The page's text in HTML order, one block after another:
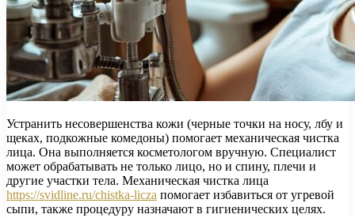
Устранить несовершенства кожи (черные точки на носу, лбу и
щеках, подкожные комедоны) помогает механическая чистка
лица. Она выполняется косметологом вручную. Специалист
может обрабатывать не только лицо, но и спину, плечи и
другие участки тела. Механическая чистка лица
https://svidline.ru/chistka-licza помогает избавиться от угревой
сыпи, также процедуру назначают в гигиенических целях.